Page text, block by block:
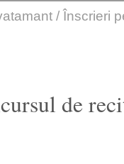
/ Înscrieri
de